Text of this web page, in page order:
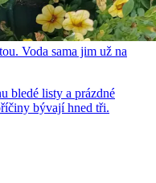
Voda sama jim už na
bledé listy a prázdné
bývají hned tři.